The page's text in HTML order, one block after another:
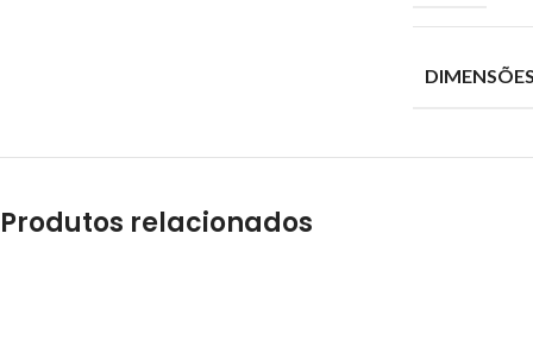
Produtos relacionados